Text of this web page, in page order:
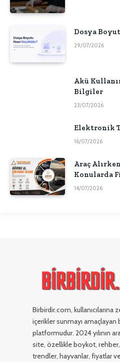
Dosya
29/07/2026
Akü
Bilgiler
23/07/2026
Elektronik
16/07/2026
Araç
Konularda
14/07/2026
Birbirdir.com, kullanıcılarına
içerikler sunmayı amaçlayan
platformudur. 2024 yılının
site, özellikle boykot,
trendler, hayvanlar, fiyatlar